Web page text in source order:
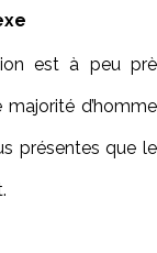
est à peu
présentes que